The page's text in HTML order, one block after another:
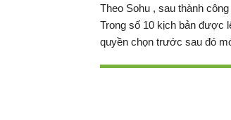
Theo Sohu , sau thành
Trong số 10 kịch bản được
quyền chọn trước sau đó